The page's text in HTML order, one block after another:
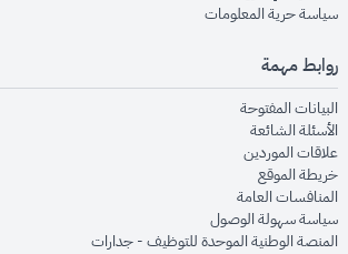
سياسة حرية المعلوماتopens in new window
روابط مهمة
البيانات المفتوحةopens in new window
الأسئلة الشائعةopens in new window
علاقات الموردينopens in new window
خريطة الموقعopens in new window
المنافسات العامةopens in new window
سياسة سهولة الوصولopens in new window
المنصة الوطنية الموحدة للتوظيف - جداراتnew window